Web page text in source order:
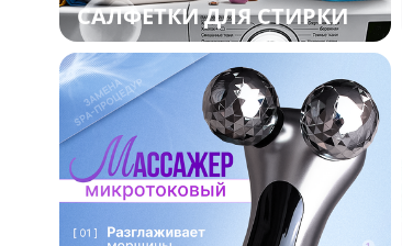
САЛФЕТКИ ДЛЯ СТИРКИ